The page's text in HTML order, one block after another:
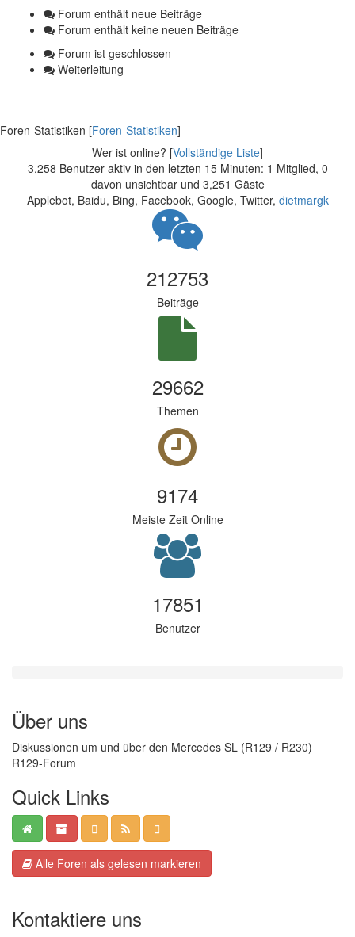
Forum enthält neue Beiträge
Forum enthält keine neuen Beiträge
Forum ist geschlossen
Weiterleitung
Foren-Statistiken [Foren-Statistiken]
Wer ist online? [Vollständige Liste]
3,258 Benutzer aktiv in den letzten 15 Minuten: 1 Mitglied, 0
davon unsichtbar und 3,251 Gäste
Applebot, Baidu, Bing, Facebook, Google, Twitter, dietmargk
212753
Beiträge
29662
Themen
9174
Meiste Zeit Online
17851
Benutzer
Über uns
Diskussionen um und über den Mercedes SL (R129 / R230)
R129-Forum
Quick Links
Alle Foren als gelesen markieren
Kontaktiere uns